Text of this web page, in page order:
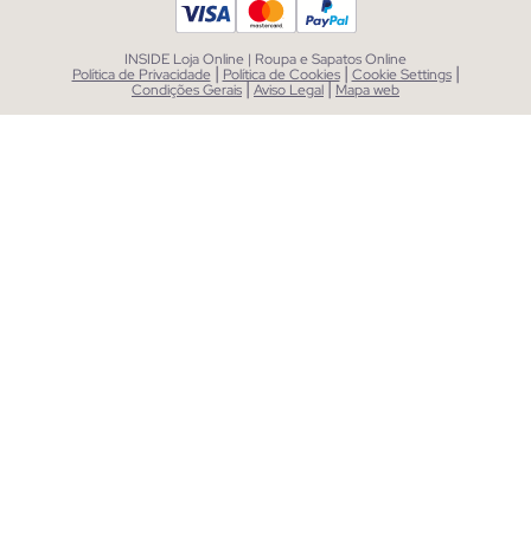
INSIDE Loja Online | Roupa e Sapatos Online
Política de Privacidade | Política de Cookies | Cookie Settings |
Condições Gerais|Aviso Legal| Mapa web